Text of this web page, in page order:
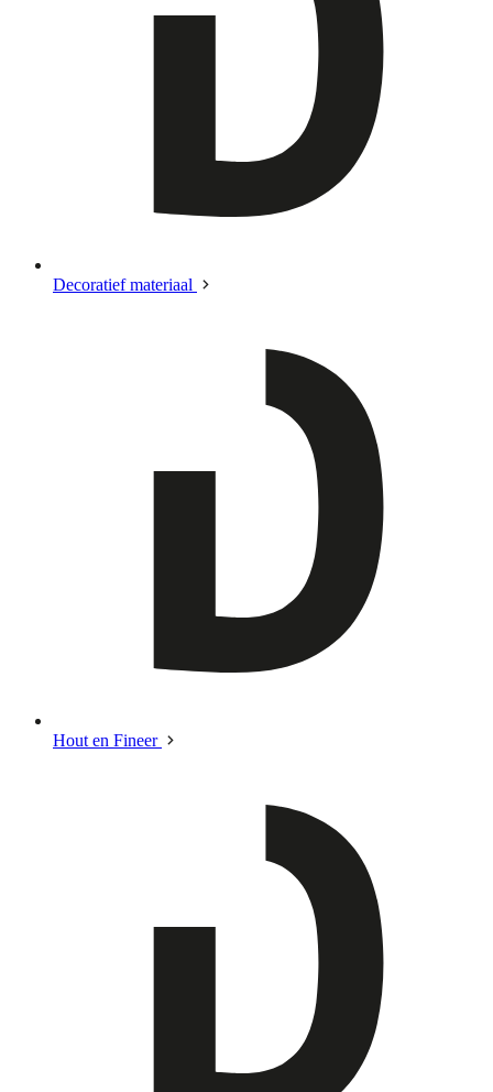
Decoratief materiaal
Hout en Fineer